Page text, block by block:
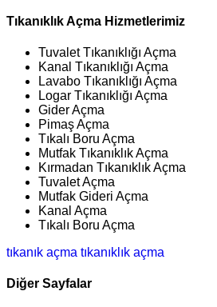
Tıkanıklık Açma Hizmetlerimiz
Tuvalet Tıkanıklığı Açma
Kanal Tıkanıklığı Açma
Lavabo Tıkanıklığı Açma
Logar Tıkanıklığı Açma
Gider Açma
Pimaş Açma
Tıkalı Boru Açma
Mutfak Tıkanıklık Açma
Kırmadan Tıkanıklık Açma
Tuvalet Açma
Mutfak Gideri Açma
Kanal Açma
Tıkalı Boru Açma
tıkanık açma tıkanıklık açma
Diğer Sayfalar